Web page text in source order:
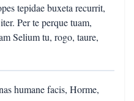
tepidae buxeta recurrit,
Per te perque tuam,
Selium tu, rogo, taure,
humane facis, Horme,